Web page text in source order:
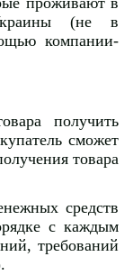
(не в
компании-
получить
сможет
товара
средств
с каждым
требований